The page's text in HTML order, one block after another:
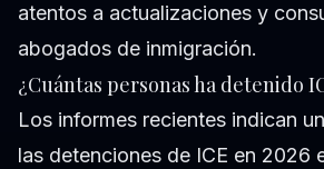
atentos a actualizaciones y
abogados de inmigración.
¿Cuántas personas ha detenido
Los informes recientes indican
las detenciones de ICE en 2026